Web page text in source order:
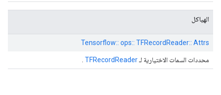
الهياكل
Tensorflow:: ops:: TFRecordReader:: Attrs
محددات السمات الاختيارية لـTFRecordReader